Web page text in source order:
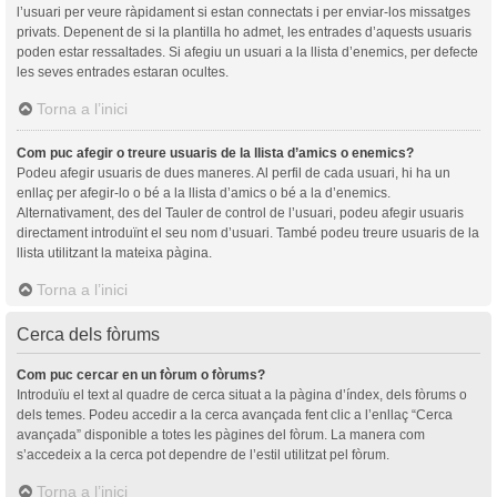
l’usuari per veure ràpidament si estan connectats i per enviar-los missatges
privats. Depenent de si la plantilla ho admet, les entrades d’aquests usuaris
poden estar ressaltades. Si afegiu un usuari a la llista d’enemics, per defecte
les seves entrades estaran ocultes.
Torna a l’inici
Com puc afegir o treure usuaris de la llista d’amics o enemics?
Podeu afegir usuaris de dues maneres. Al perfil de cada usuari, hi ha un
enllaç per afegir-lo o bé a la llista d’amics o bé a la d’enemics.
Alternativament, des del Tauler de control de l’usuari, podeu afegir usuaris
directament introduïnt el seu nom d’usuari. També podeu treure usuaris de la
llista utilitzant la mateixa pàgina.
Torna a l’inici
Cerca dels fòrums
Com puc cercar en un fòrum o fòrums?
Introduïu el text al quadre de cerca situat a la pàgina d’índex, dels fòrums o
dels temes. Podeu accedir a la cerca avançada fent clic a l’enllaç “Cerca
avançada” disponible a totes les pàgines del fòrum. La manera com
s’accedeix a la cerca pot dependre de l’estil utilitzat pel fòrum.
Torna a l’inici